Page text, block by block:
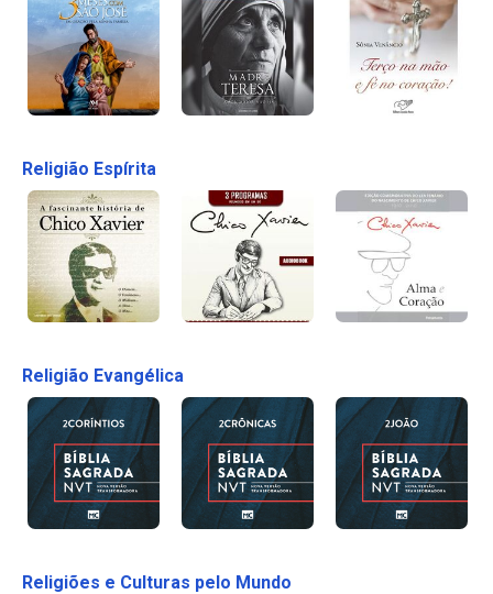
Religião Espírita
Religião Evangélica
Religiões e Culturas pelo Mundo